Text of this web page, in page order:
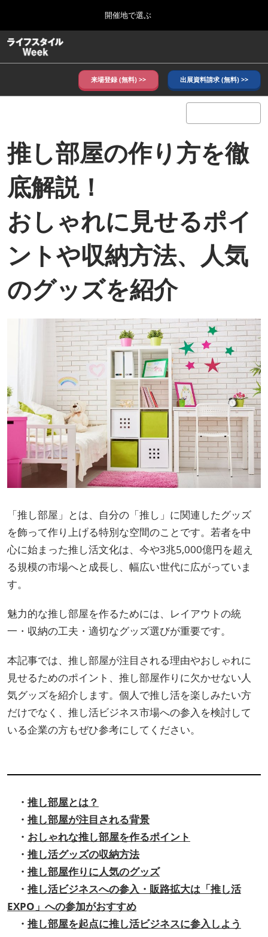
ッ
し
進
to
close
開催地で選ぶ
東京ビッグサイト/Tokyo Big Sight, Japan
6月_夏展
東京ビッグサイト/Tokyo Big Sight, Japan
ー
バ
ル
ナ
シ
ョ
ン
た
む
来場登録 (無料) >> 出展資料請求 (無料) >>
推し部屋の作り方を徹
底解説！
おしゃれに見せるポイ
ントや収納方法、人気
のグッズを紹介
「推し部屋」とは、自分の「推し」に関連したグッズ
を飾って作り上げる特別な空間のことです。若者を中
心に始まった推し活文化は、今や3兆5,000億円を超え
る規模の市場へと成長し、幅広い世代に広がっていま
す。
魅力的な推し部屋を作るためには、レイアウトの統
一・収納の工夫・適切なグッズ選びが重要です。
本記事では、推し部屋が注目される理由やおしゃれに
見せるためのポイント、推し部屋作りに欠かせない人
気グッズを紹介します。個人で推し活を楽しみたい方
だけでなく、推し活ビジネス市場への参入を検討して
いる企業の方もぜひ参考にしてください。
・ 推し部屋とは？
・ 推し部屋が注目される背景
・ おしゃれな推し部屋を作るポイント
・ 推し活グッズの収納方法
・ 推し部屋作りに人気のグッズ
・ 推し活ビジネスへの参入・販路拡大は「推し活
EXPO」への参加がおすすめ
・ 推し部屋を起点に推し活ビジネスに参入しよう